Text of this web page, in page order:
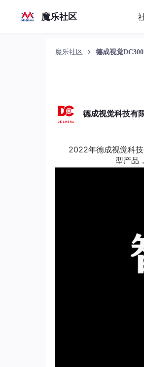
魔乐社区
魔乐社区 德成视觉
德成视觉科技有
2022年德成视觉科技
型产品